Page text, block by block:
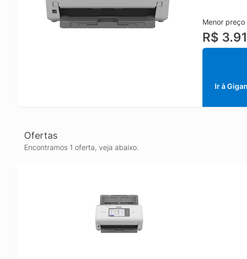
no
digitalização
Menor preço
R$
Ir à
Ofertas
Encontramos 1 oferta, veja abaixo.